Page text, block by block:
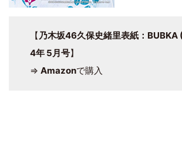
【乃木坂46久保史緒里表紙：BUBKA
4年 5月号】
⇒ Amazonで購入